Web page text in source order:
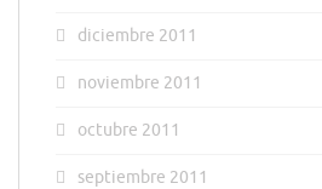
diciembre 2011
noviembre 2011
octubre 2011
septiembre 2011